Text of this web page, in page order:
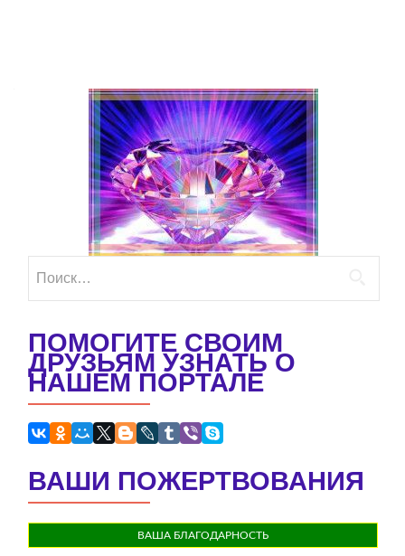
ПОМОГИТЕ СВОИМ
ДРУЗЬЯМ УЗНАТЬ О
НАШЕМ ПОРТАЛЕ
ВАШИ ПОЖЕРТВОВАНИЯ
ВАША БЛАГОДАРНОСТЬ